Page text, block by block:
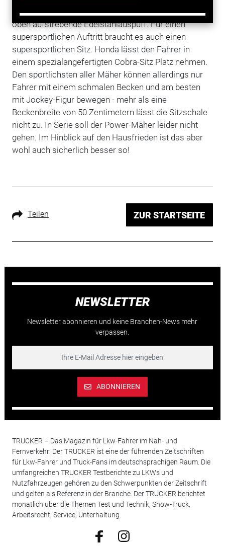
optischer und auch akustischer Genuss ist der nach
oben aufstrebende Edelstahlauspuff. Für einen
supersportlichen Auftritt braucht es auch einen
supersportlichen Sitz. Honda lässt den Fahrer in
einem spezialangefertigten Cobra-Sitz Platz nehmen.
Den sportlichsten aller Mäher können allerdings nur
Fahrer mit einem schmalen Becken und am besten
mit Jockey-Figur bewegen - mehr als eine
Beckenbreite von 50 Zentimetern lässt die Sitzschale
nicht zu. In Serie soll der Power-Mäher leider nicht
gehen. Im Hinblick auf den Hausfrieden ist das aber
wohl auch sicherlich besser so!
Teilen ZUR STARTSEITE
NEWSLETTER
Newsletter abonnieren und keine Branchen-News mehr
verpassen.
ABONNIEREN
TRUCKER – Das Magazin für Lkw-Fahrer im Nah- und
Fernverkehr: Der TRUCKER ist eine der führenden Zeitschriften
für Lkw-Fahrer und Truck-Fans im deutschsprachigen Raum. Die
umfangreichen TRUCKER Testberichte zu LKWs und
Nutzfahrzeugen gehören zu den Schwerpunkten der Zeitschrift
und gelten als Referenz in der Branche. Der TRUCKER berichtet
monatlich über die Themen Test und Technik, Show-Truck,
Arbeitsrecht, Service, Unterhaltung.